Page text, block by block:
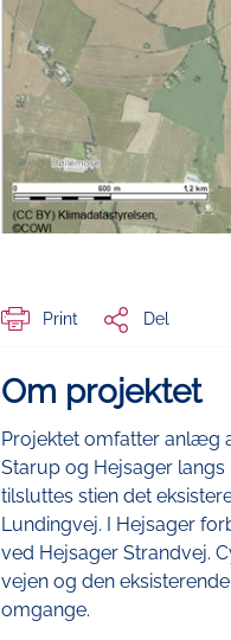
Print Del
Om projektet
Projektet omfatter anlæg
Starup og Hejsager
tilsluttes stien det
Lundingvej. I Hejsager
ved Hejsager Strandvej.
vejen og den
omgange.